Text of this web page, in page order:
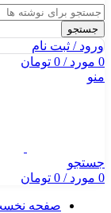
جستجو
ورود / ثبت نام
0 مورد/
0 تومان
منو
جستجو
0 مورد/
0 تومان
صفحه